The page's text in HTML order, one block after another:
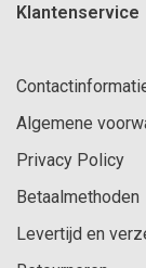
Klantenservice
Algemene
Privacy Policy
Betaalmethoden
Levertijd en